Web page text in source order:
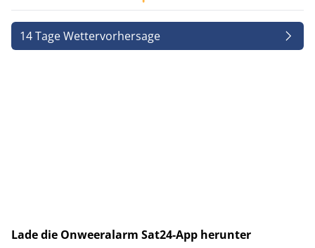
14 Tage Wettervorhersage
Lade die Onweeralarm Sat24-App herunter